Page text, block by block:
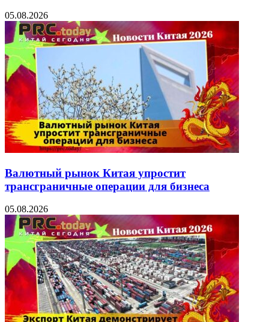
05.08.2026
Валютный рынок Китая упростит
трансграничные операции для бизнеса
05.08.2026